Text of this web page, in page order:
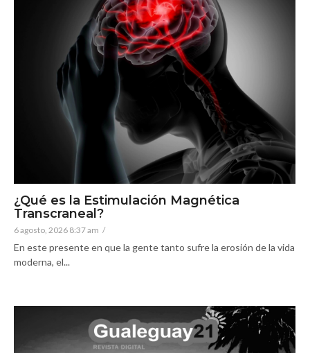
¿Qué es la Estimulación Magnética
Transcraneal?
6 agosto, 2026 8:37 am /
En este presente en que la gente tanto sufre la erosión de la vida
moderna, el...